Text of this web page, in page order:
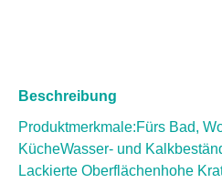
Beschreibung
Produktmerkmale:Fürs Bad,
KücheWasser- und
Lackierte Oberflächenhohe